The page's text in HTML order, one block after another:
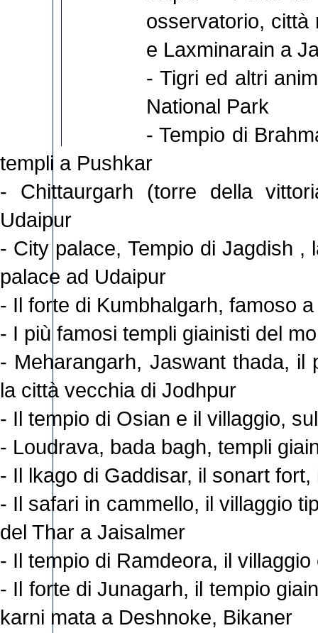
osservatorio, città
e Laxminarain a
- Tigri ed altri
National Park
- Tempio di
templi a Pushkar
- Chittaurgarh (torre della
Udaipur
- City palace, Tempio di Jagdish ,
palace ad Udaipur
- Il forte di Kumbhalgarh, famoso
- I più famosi templi giainisti del
- Meharangarh, Jaswant thada,
la città vecchia di Jodhpur
- Il tempio di Osian e il villaggio,
- Loudrava, bada bagh, templi
- Il lkago di Gaddisar, il sonart
- Il safari in cammello, il villaggio
del Thar a Jaisalmer
- Il tempio di Ramdeora, il
- Il forte di Junagarh, il tempio
karni mata a Deshnoke, Bikaner